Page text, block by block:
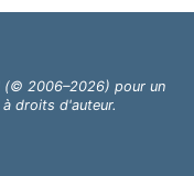
(© 2006–2026) pour un
droits d'auteur.